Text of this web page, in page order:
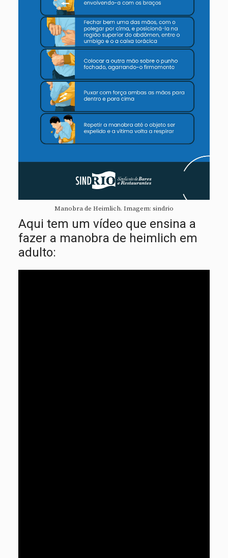
Manobra de Heimlich. Imagem: sindrio
Aqui tem um vídeo que ensina a
fazer a manobra de heimlich em
adulto: